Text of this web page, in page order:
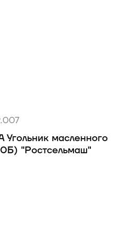
масленного
"Ростсельмаш"